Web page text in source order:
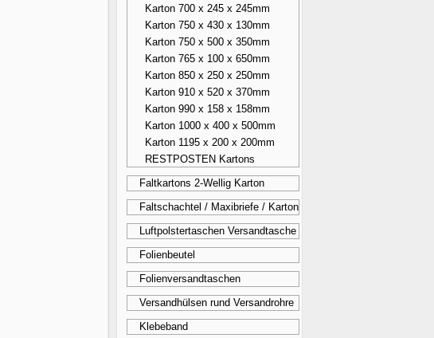
Karton 700 x 245 x 245mm
Karton 750 x 430 x 130mm
Karton 750 x 500 x 350mm
Karton 765 x 100 x 650mm
Karton 850 x 250 x 250mm
Karton 910 x 520 x 370mm
Karton 990 x 158 x 158mm
Karton 1000 x 400 x 500mm
Karton 1195 x 200 x 200mm
RESTPOSTEN Kartons
Faltkartons 2-Wellig Karton
Faltschachtel / Maxibriefe / Karton
Luftpolstertaschen Versandtasche
Folienbeutel
Folienversandtaschen
Versandhülsen rund Versandrohre
Klebeband